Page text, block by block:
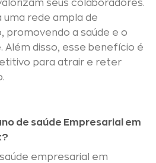
seus colaboradores.
uma rede ampla de
promovendo a saúde e o
Além disso, esse benefício é
para atrair e reter
de saúde Empresarial em
empresarial em